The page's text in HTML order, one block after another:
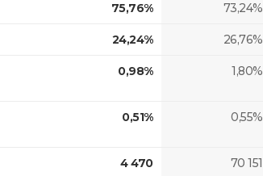
75,76% 73,24%
24,24% 26,76%
0,98% 1,80%
0,51% 0,55%
4 470 70 151